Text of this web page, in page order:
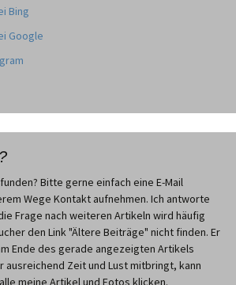
Bing
Google
Bitte gerne einfach eine E-Mail
Wege Kontakt aufnehmen. Ich antworte
Frage nach weiteren Artikeln wird häufig
den Link "Ältere Beiträge" nicht finden. Er
Ende des gerade angezeigten Artikels
ausreichend Zeit und Lust mitbringt, kann
meine Artikel und Fotos klicken.